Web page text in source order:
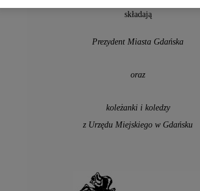
składają
Prezydent Miasta Gdańska
oraz
koleżanki i koledzy
z Urzędu Miejskiego w Gdańsku
dokładnych danych geolokalizacyjnych.
Przechowywanie informacji na urządzeniu lub